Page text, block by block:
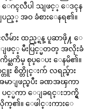
ေဂၚလီပါ သျဖင့္ ေဒၚန
ည့္ အဝ ခံစားေနရ၏။
လီမ်ား ထည့္ရန္ ပူဆာဖို႔ ေ
ဖင့္ မီးပြင့္မတတ္ အလိုးခံ
ႀကိမ္ စုပ္ေပး ေနမိ၏။
တူး စိတ္တိုင္းက် လရည္မ်ား
ာျဖည္ၿပီး ခဏအၾကာ
ပင့္မကာ ေျခရင္းဘက္ရွိ
လိုက္၏။ ေဖါင္းကားေ